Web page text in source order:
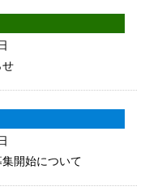
開始について